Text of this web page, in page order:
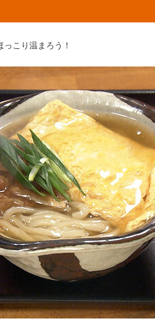
こり温まろう！